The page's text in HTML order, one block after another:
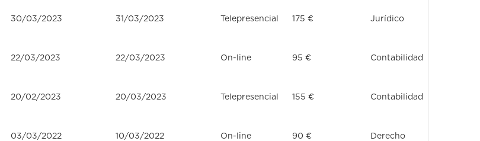
30/03/2023 31/03/2023 Telepresencial 175 € Jurídico
22/03/2023 22/03/2023 On-line 95 € Contabilidad
20/02/2023 20/03/2023 Telepresencial 155 € Contabilidad
03/03/2022 10/03/2022 On-line 90 €
Derecho